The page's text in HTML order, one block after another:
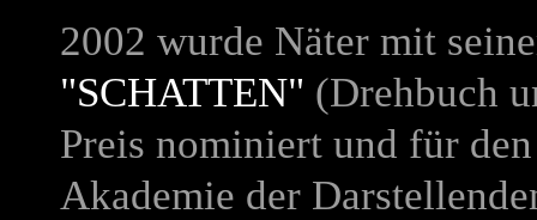
2002 wurde Näter mit
"SCHATTEN" (Drehbuch
Preis nominiert und für
Akademie der